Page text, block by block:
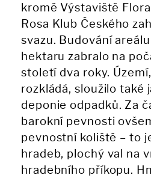
kromě Výstaviště
Rosa Klub Českého
svazu. Budování
hektaru zabralo na
století dva roky.
rozkládá, sloužilo také
deponie odpadků. Za
barokní pevnosti
pevnostní koliště – to
hradeb, plochý val na
hradebního příkopu.